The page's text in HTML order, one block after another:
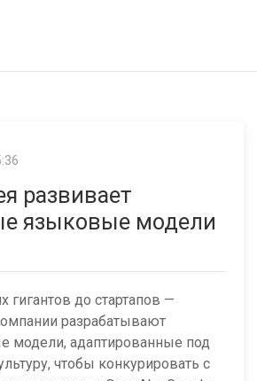
развивает
языковые модели
гигантов до стартапов —
разрабатывают
модели, адаптированные под
чтобы конкурировать с